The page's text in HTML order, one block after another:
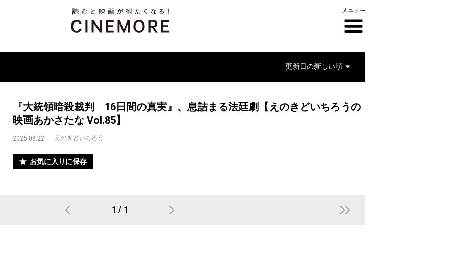
『大統領暗殺裁判 16日間の真実』、息詰まる法廷劇【えのきどいちろうの
映画あかさたな Vol.85】
2025.08.22 えのきどいちろう
お気に入りに保存
1 / 1